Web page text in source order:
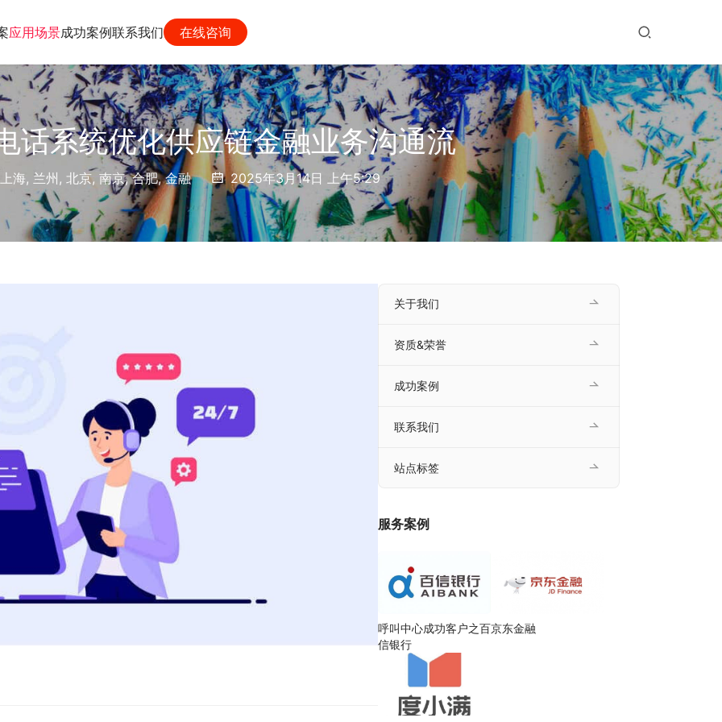
应用场景成功案例联系我们 在线咨询
话系统优化供应链金融业务沟通流
上海, 兰州 , 北京, 南京,合肥,金融 2025年3月14日 上午5:29
关于我们
资质&荣誉
成功案例
联系我们
站点标签
服务案例
呼叫中心成功客户之百
信银行
京东金融